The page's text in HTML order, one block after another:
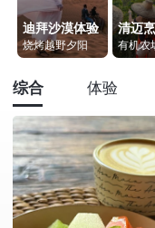
迪拜沙漠体验
烧烤越野夕阳
清迈
有机农
综合 体验